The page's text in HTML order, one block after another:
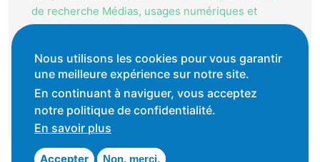
de recherche Médias, usages numériques et
didactique de l’Informatique.
La HEP-VD met cet outil à disposition des
enseignantes et enseignants vaudois pour
favoriser l'échange de ressources pédagogiques.
Conditions générales d'utilisation
Nous utilisons les cookies pour vous garantir
une meilleure expérience sur notre site.
En continuant à naviguer, vous acceptez
notre politique de confidentialité.
En savoir plus
Accepter Non, merci.